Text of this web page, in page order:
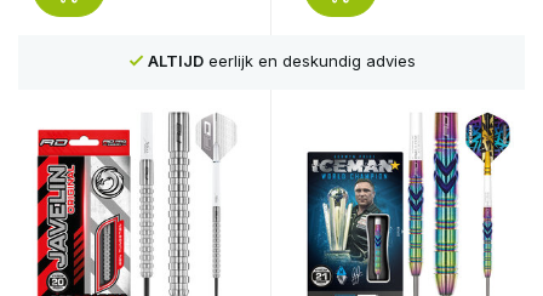
Voor16:00besteld, isVANDAAGverstuurd